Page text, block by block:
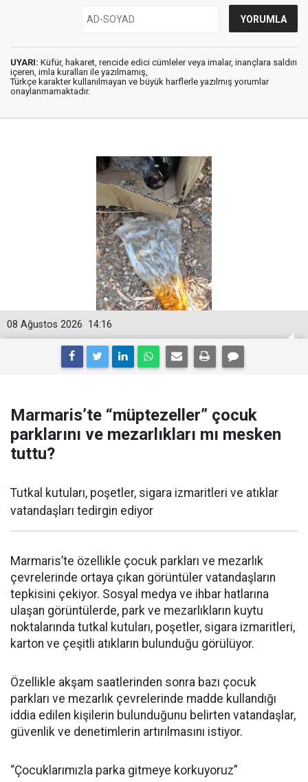
UYARI: Küfür, hakaret, rencide edici cümleler veya imalar, inançlara saldırı
içeren, imla kuralları ile yazılmamış,
Türkçe karakter kullanılmayan ve büyük harflerle yazılmış yorumlar
onaylanmamaktadır.
14:16
08 Ağustos 2026
Marmaris’te “müptezeller” çocuk
parklarını ve mezarlıkları mı mesken
tuttu?
Tutkal kutuları, poşetler, sigara izmaritleri ve atıklar
vatandaşları tedirgin ediyor
Marmaris’te özellikle çocuk parkları ve mezarlık
çevrelerinde ortaya çıkan görüntüler vatandaşların
tepkisini çekiyor. Sosyal medya ve ihbar hatlarına
ulaşan görüntülerde, park ve mezarlıkların kuytu
noktalarında tutkal kutuları, poşetler, sigara izmaritleri,
karton ve çeşitli atıkların bulunduğu görülüyor.
Özellikle akşam saatlerinden sonra bazı çocuk
parkları ve mezarlık çevrelerinde madde kullandığı
iddia edilen kişilerin bulunduğunu belirten vatandaşlar,
güvenlik ve denetimlerin artırılmasını istiyor.
“Çocuklarımızla parka gitmeye korkuyoruz”